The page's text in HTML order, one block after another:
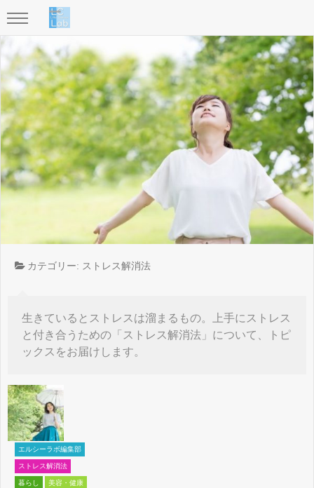
カテゴリー: ストレス解消法
生きているとストレスは溜まるもの。上手にストレス
と付き合うための「ストレス解消法」について、トピ
ックスをお届けします。
エルシーラボ編集部
ストレス解消法
暮らし 美容・健康